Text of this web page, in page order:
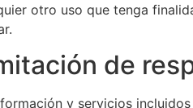
otro uso que tenga
de
y servicios